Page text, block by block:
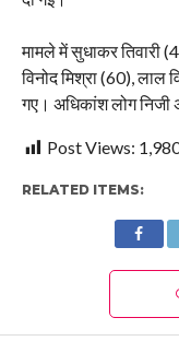
मामले में सुधाकर तिवारी
विनोद मिश्रा (60), लाल
गए। अधिकांश लोग निजी
Post Views:
RELATED ITEMS: